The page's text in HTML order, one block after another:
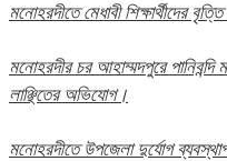
মনোহরদীতে মেধাবী শিক্ষার্থীদের
মনোহরদীর চর আহাম্মদপুরে পানিবন্দি
লাঞ্ছিতের অভিযোগ।
মনোহরদীতে উপজেলা দুর্যোগ